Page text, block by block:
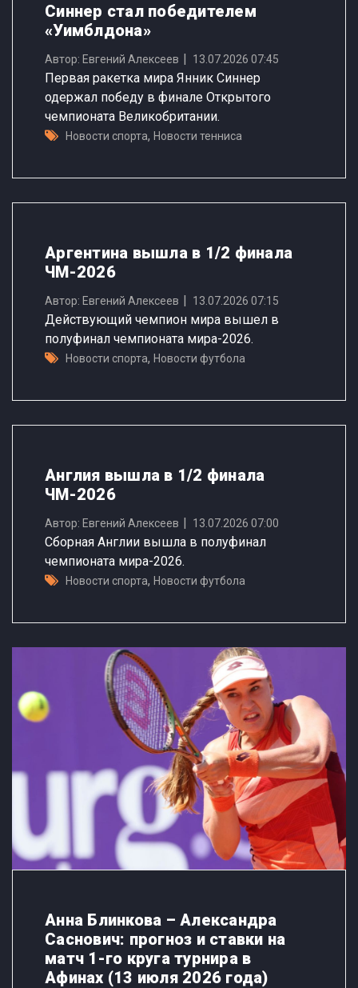
Синнер стал победителем
«Уимблдона»
Автор: Евгений Алексеев 13.07.2026 07:45
Первая ракетка мира Янник Синнер
одержал победу в финале Открытого
чемпионата Великобритании.
Новости спорта, Новости тенниса
Аргентина вышла в 1/2 финала
ЧМ-2026
Автор: Евгений Алексеев 13.07.2026 07:15
Действующий чемпион мира вышел в
полуфинал чемпионата мира-2026.
Новости спорта, Новости футбола
Англия вышла в 1/2 финала
ЧМ-2026
Автор: Евгений Алексеев 13.07.2026 07:00
Сборная Англии вышла в полуфинал
чемпионата мира-2026.
Новости спорта, Новости футбола
Анна Блинкова – Александра
Саснович: прогноз и ставки на
матч 1-го круга турнира в
Афинах (13 июля 2026 года)